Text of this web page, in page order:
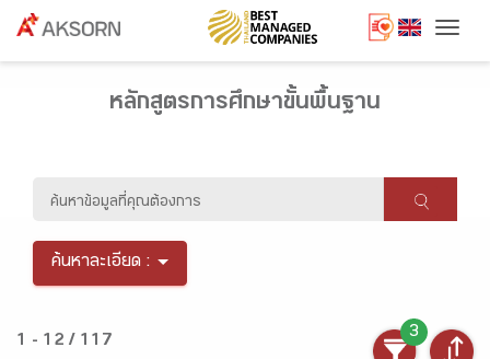
หลักสูตรการศึกษาขั้นพื้นฐาน
ค้นหาละเอียด :
1 - 12 / 117
3